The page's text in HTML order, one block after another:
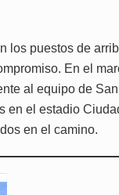
los puestos de
En el
al equipo de
en el estadio
en el camino.